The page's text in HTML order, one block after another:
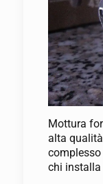
Mottura
alta
chi installa